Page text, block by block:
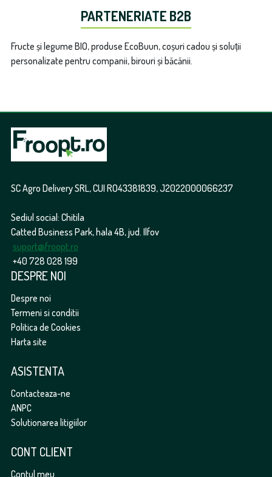
PARTENERIATE B2B
Fructe și legume BIO, produse EcoBuun, coșuri cadou și soluții
personalizate pentru companii, birouri și băcănii.
SC Agro Delivery SRL, CUI RO43381839, J2022000066237
Catted Business Park, hala 4B, jud. Ilfov
suport@froopt.ro
+40 728 028 199
DESPRE NOI
Termeni si conditii
Politica de Cookies